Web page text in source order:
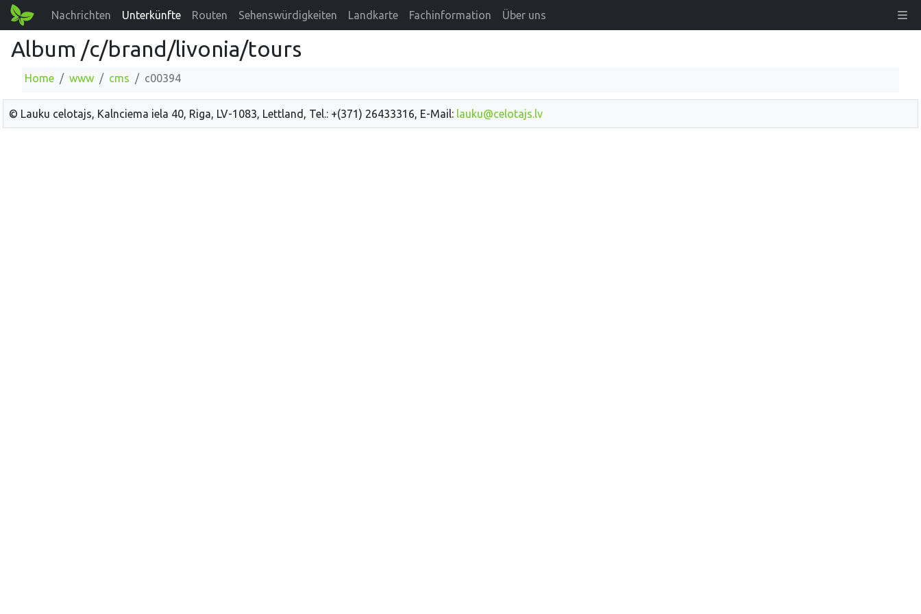
Nachrichten Unterkünfte Routen Sehenswürdigkeiten Landkarte Fachinformation Über uns
Album /c/brand/livonia/tours
Home www cms c00394
© Lauku celotajs, Kalnciema iela 40, Riga, LV-1083, Lettland, Tel.: +(371) 26433316, E-Mail: lauku@celotajs.lv